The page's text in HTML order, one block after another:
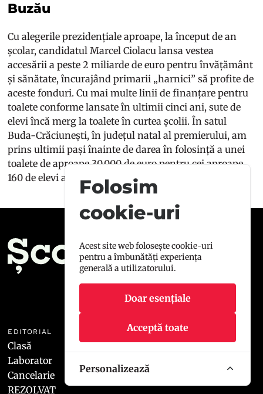
Buzău
Cu alegerile prezidențiale aproape, la început de an
școlar, candidatul Marcel Ciolacu lansa vestea
accesării a peste 2 miliarde de euro pentru învățământ
și sănătate, încurajând primarii „harnici” să profite de
aceste fonduri. Cu mai multe linii de finanțare pentru
toalete conforme lansate în ultimii cinci ani, sute de
elevi încă merg la toalete în curtea școlii. În satul
Buda-Crăciunești, în județul natal al premierului, am
prins ultimii pași înainte de darea în folosință a unei
toalete de aproape 30.000 de euro pentru cei aproape
160 de elevi ai școlii.
EDITORIAL
Clasă
Laborator
Cancelarie
REZOLVAT
ȘCOALA9
Manifest
Contact
Folosim
cookie-uri
Acest site web folosește cookie-uri
pentru a îmbunătăți experiența
generală a utilizatorului.
Doar esențiale
Acceptă toate
Personalizează